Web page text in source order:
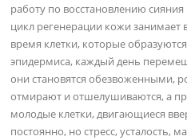
работу по восстановлению
цикл регенерации кожи занимает
время клетки, которые
эпидермиса, каждый день
они становятся обезвоженными,
отмирают и отшелушиваются, а
молодые клетки, двигающиеся
постоянно, но стресс, усталость,